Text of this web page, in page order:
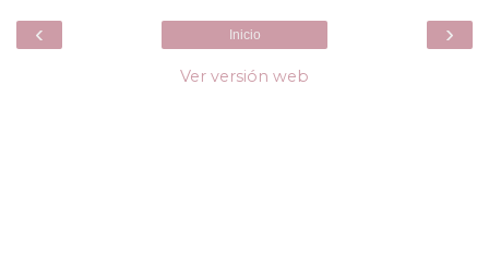
‹ ›
Inicio
Ver versión web